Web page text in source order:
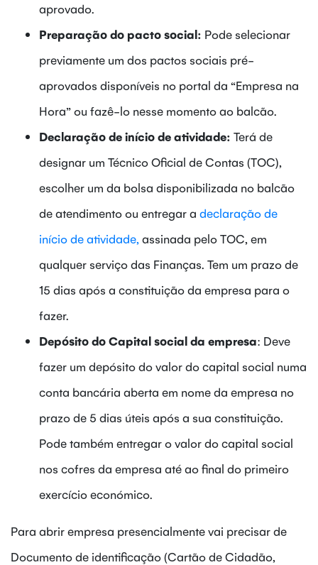
aprovado.
Preparação do pacto social: Pode selecionar
previamente um dos pactos sociais pré-
aprovados disponíveis no portal da “Empresa na
Hora” ou fazê-lo nesse momento ao balcão.
Declaração de início de atividade: Terá de
designar um Técnico Oficial de Contas (TOC),
escolher um da bolsa disponibilizada no balcão
de atendimento ou entregar a declaração de
início de atividade, assinada pelo TOC, em
qualquer serviço das Finanças. Tem um prazo de
15 dias após a constituição da empresa para o
fazer.
Depósito do Capital social da empresa: Deve
fazer um depósito do valor do capital social numa
conta bancária aberta em nome da empresa no
prazo de 5 dias úteis após a sua constituição.
Pode também entregar o valor do capital social
nos cofres da empresa até ao final do primeiro
exercício económico.
Para abrir empresa presencialmente vai precisar de
Documento de identificação (Cartão de Cidadão,